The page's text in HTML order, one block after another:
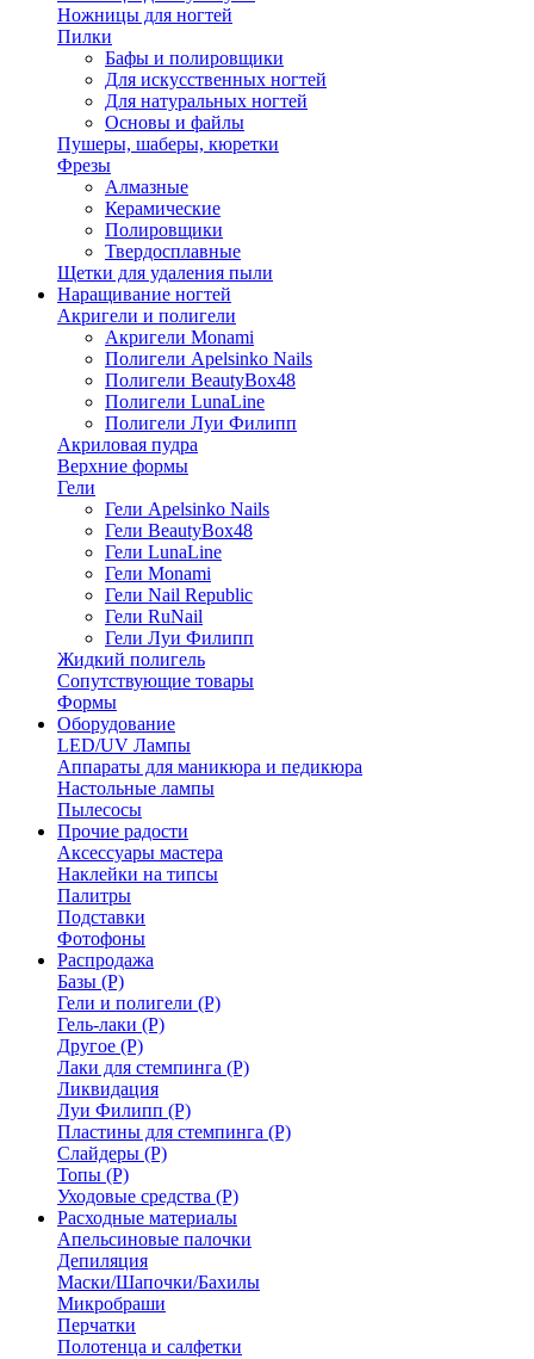
Ножницы для ногтей
Пилки
Бафы и полировщики
Для искусственных ногтей
Для натуральных ногтей
Основы и файлы
Пушеры, шаберы, кюретки
Фрезы
Алмазные
Керамические
Полировщики
Твердосплавные
Щетки для удаления пыли
Наращивание ногтей
Акригели и полигели
Акригели Monami
Полигели Apelsinko Nails
Полигели BeautyBox48
Полигели LunaLine
Полигели Луи Филипп
Акриловая пудра
Верхние формы
Гели
Гели Apelsinko Nails
Гели BeautyBox48
Гели LunaLine
Гели Monami
Гели Nail Republic
Гели RuNail
Гели Луи Филипп
Жидкий полигель
Сопутствующие товары
Формы
Оборудование
LED/UV Лампы
Аппараты для маникюра и педикюра
Настольные лампы
Пылесосы
Прочие радости
Аксессуары мастера
Наклейки на типсы
Палитры
Подставки
Фотофоны
Распродажа
Базы (Р)
Гели и полигели (Р)
Гель-лаки (Р)
Другое (Р)
Лаки для стемпинга (Р)
Ликвидация
Луи Филипп (Р)
Пластины для стемпинга (Р)
Слайдеры (Р)
Топы (Р)
Уходовые средства (Р)
Расходные материалы
Апельсиновые палочки
Депиляция
Маски/Шапочки/Бахилы
Микробраши
Перчатки
Полотенца и салфетки